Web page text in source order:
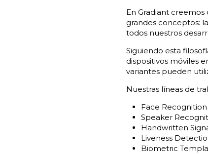
En Gradiant
grandes conceptos:
todos nuestros
Siguiendo esta
dispositivos móviles
variantes pueden
Nuestras líneas de
Face Recognition
Speaker
Handwritten
Liveness
Biometric